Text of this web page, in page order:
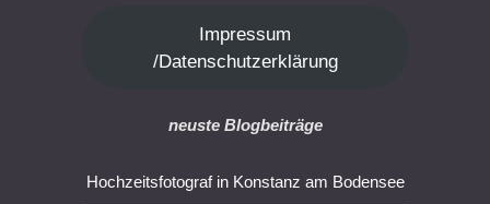
Impressum
/Datenschutzerklärung
neuste Blogbeiträge
Hochzeitsfotograf in Konstanz am Bodensee